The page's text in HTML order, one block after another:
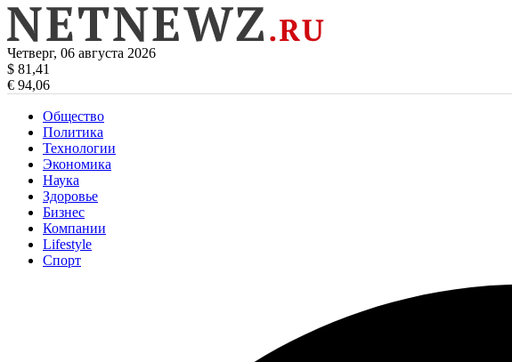
Четверг, 06 августа 2026
$ 81,41
€ 94,06
Общество
Политика
Технологии
Экономика
Наука
Здоровье
Бизнес
Компании
Lifestyle
Спорт